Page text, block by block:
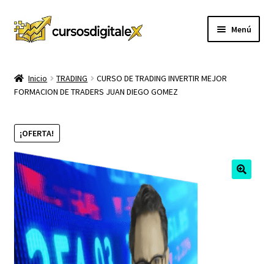
Ir
a
Ir
al
Menú
TIENDA
CURSOS
hijo
MEMBRESIA
MI CUENTA
CARRITO
CONTACTO
Inicio TRADING
CURSO DE TRADING INVERTIR MEJOR
FORMACION DE TRADERS JUAN DIEGO GOMEZ
¡OFERTA!